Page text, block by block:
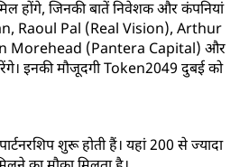
होंगे, जिनकी बातें निवेशक और कंपनियां
Raoul Pal (Real Vision), Arthur
Morehead (Pantera Capital) और
इनकी मौजूदगी Token2049 दुबई को
शुरू होती हैं। यहां 200 से ज्यादा